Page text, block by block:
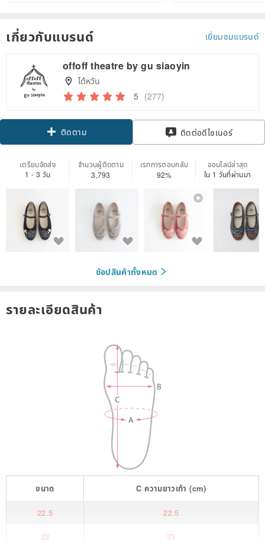
เกี่ยวกับแบรนด์ เยี่ยมชมแบรนด์
offoff theatre by gu siaoyin
ไต้หวัน
5 (277)
ติดตาม ติดต่อดีไซเนอร์
เตรียมจัดส่ง
1 - 3 วัน
จำนวนผู้ติดตาม
3,793
เรทการตอบกลับ
92%
ออนไลน์ล่าสุด
ใน 1 วันที่ผ่านมา
ช้อปสินค้าทั้งหมด
รายละเอียดสินค้า
ขนาด C ความยาวเท้า (cm)
22.5 22.5
23 23